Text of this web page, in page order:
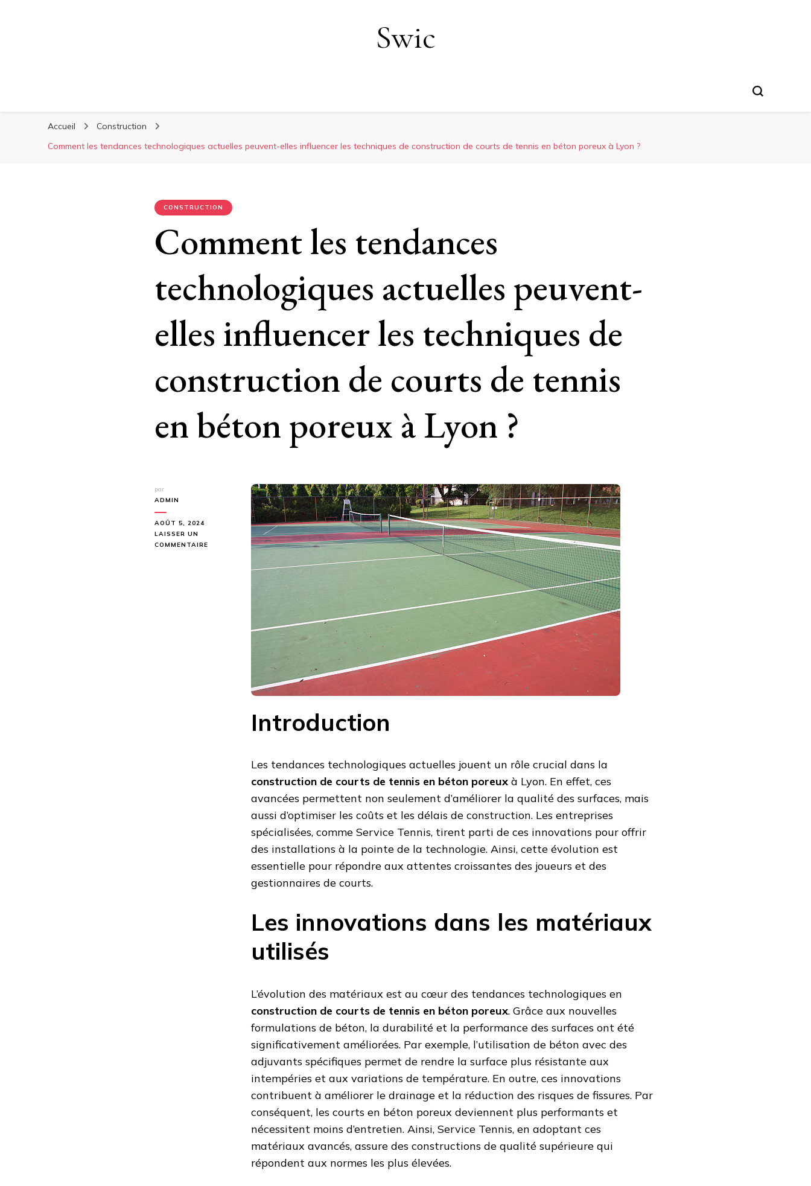
Swic
Accueil
Construction
Comment les tendances technologiques actuelles peuvent-elles influencer les techniques de construction de courts de tennis en béton poreux à Lyon ?
CONSTRUCTION
Comment les tendances
technologiques actuelles peuvent-
elles influencer les techniques de
construction de courts de tennis
en béton poreux à Lyon ?
par
ADMIN
AOÛT 5, 2024
LAISSER UN
COMMENTAIRE
TECHNOLOGIQUES
INFLUENCER
Introduction
Les tendances technologiques actuelles jouent un rôle crucial dans la
construction de courts de tennis en béton poreux à Lyon. En effet, ces
avancées permettent non seulement d’améliorer la qualité des surfaces, mais
aussi d’optimiser les coûts et les délais de construction. Les entreprises
spécialisées, comme Service Tennis, tirent parti de ces innovations pour offrir
des installations à la pointe de la technologie. Ainsi, cette évolution est
essentielle pour répondre aux attentes croissantes des joueurs et des
gestionnaires de courts.
Les innovations dans les matériaux
utilisés
L’évolution des matériaux est au cœur des tendances technologiques en
construction de courts de tennis en béton poreux. Grâce aux nouvelles
formulations de béton, la durabilité et la performance des surfaces ont été
significativement améliorées. Par exemple, l’utilisation de béton avec des
adjuvants spécifiques permet de rendre la surface plus résistante aux
intempéries et aux variations de température. En outre, ces innovations
contribuent à améliorer le drainage et la réduction des risques de fissures. Par
conséquent, les courts en béton poreux deviennent plus performants et
nécessitent moins d’entretien. Ainsi, Service Tennis, en adoptant ces
matériaux avancés, assure des constructions de qualité supérieure qui
répondent aux normes les plus élevées.